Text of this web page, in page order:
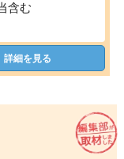
含む
詳細を見る